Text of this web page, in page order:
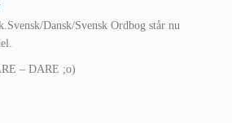
Dansk/Svensk Ordbog står nu
– DARE ;o)